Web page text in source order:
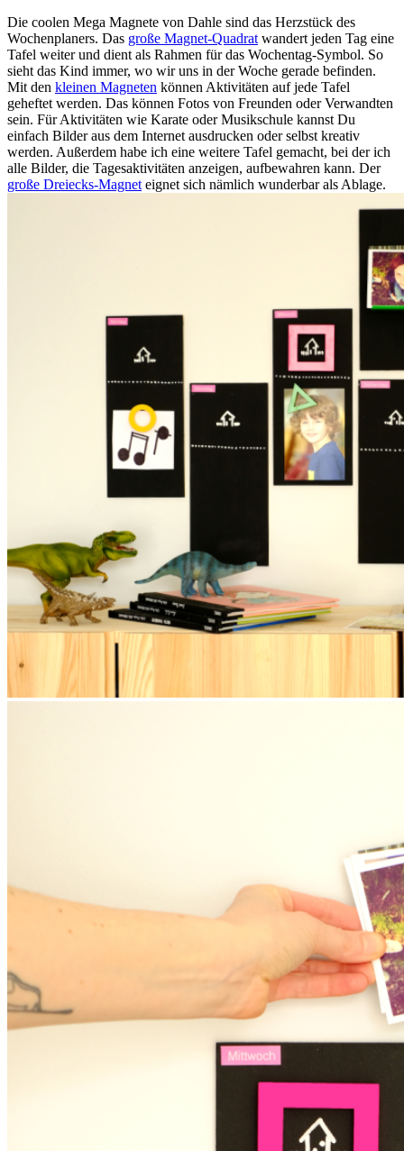
Die coolen Mega Magnete von Dahle sind das Herzstück des
Wochenplaners. Das große Magnet-Quadrat wandert jeden Tag eine
Tafel weiter und dient als Rahmen für das Wochentag-Symbol. So
sieht das Kind immer, wo wir uns in der Woche gerade befinden.
Mit den kleinen Magneten können Aktivitäten auf jede Tafel
geheftet werden. Das können Fotos von Freunden oder Verwandten
sein. Für Aktivitäten wie Karate oder Musikschule kannst Du
einfach Bilder aus dem Internet ausdrucken oder selbst kreativ
werden. Außerdem habe ich eine weitere Tafel gemacht, bei der ich
alle Bilder, die Tagesaktivitäten anzeigen, aufbewahren kann. Der
große Dreiecks-Magnet eignet sich nämlich wunderbar als Ablage.